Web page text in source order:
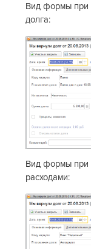
Вид формы при
долга:
Вид формы при
расходами: